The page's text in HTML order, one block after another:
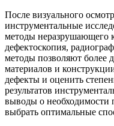
После визуального
инструментальные
методы неразрушающего
дефектоскопия,
методы позволяют более
материалов и
дефекты и оценить
результатов
выводы о необходимости
выбрать оптимальные